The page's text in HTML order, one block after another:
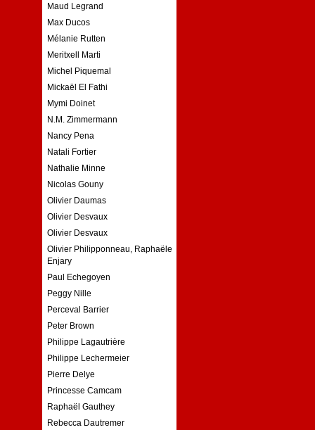
Maud Legrand
Max Ducos
Mélanie Rutten
Meritxell Marti
Michel Piquemal
Mickaël El Fathi
Mymi Doinet
N.M. Zimmermann
Nancy Pena
Natali Fortier
Nathalie Minne
Nicolas Gouny
Olivier Daumas
Olivier Desvaux
Olivier Desvaux
Olivier Philipponneau, Raphaële
Enjary
Paul Echegoyen
Peggy Nille
Perceval Barrier
Peter Brown
Philippe Lagautrière
Philippe Lechermeier
Pierre Delye
Princesse Camcam
Raphaël Gauthey
Rebecca Dautremer